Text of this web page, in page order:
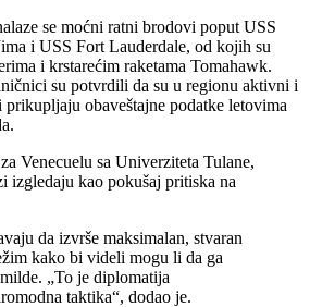
se moćni ratni brodovi poput USS
i USS Fort Lauderdale, od kojih su
i krstarećim raketama Tomahawk.
su potvrdili da su u regionu aktivni i
obaveštajne podatke letovima
Venecuelu sa Univerziteta Tulane,
izgledaju kao pokušaj pritiska na
da izvrše maksimalan, stvaran
kako bi videli mogu li da ga
„To je diplomatija
taktika“, dodao je.